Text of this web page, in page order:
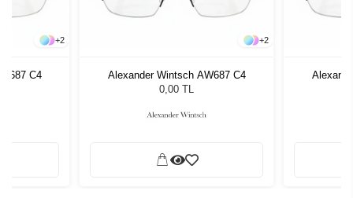
+2
C4
+2
Alexander Wintsch AW687 C4
0,00 TL